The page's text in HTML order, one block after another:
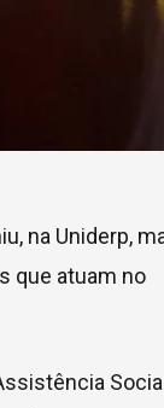
na Uniderp,
que atuam no